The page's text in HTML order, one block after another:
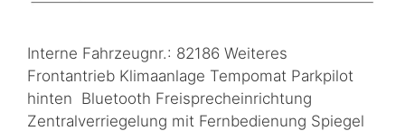
Interne Fahrzeugnr.: 82186 Weiteres
Frontantrieb Klimaanlage Tempomat Parkpilot
hinten Bluetooth Freisprecheinrichtung
Zentralverriegelung mit Fernbedienung Spiegel